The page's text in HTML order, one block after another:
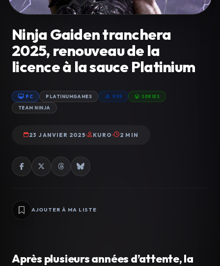
Ninja Gaiden tranchera
2025, renouveau de la
licence à la sauce Platinium
PC PLATINUMGAMES PS5 SERIES
TEAM NINJA
23 JANVIER 2025 KURO 2 MIN
AJOUTER À MA LISTE
Après plusieurs années d’attente, la